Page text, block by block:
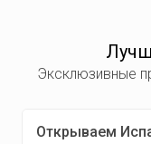
Эксклюзивные
Открываем